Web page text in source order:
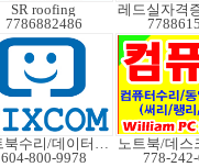
SR roofing
7786882486
노트북수리/데이터복구
604-800-9978
778-